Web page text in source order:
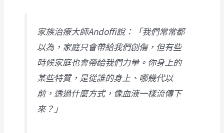
家族治療大師Andoffi說：「我們常常都
以為，家庭只會帶給我們創傷，但有些
時候家庭也會帶給我們力量。你身上的
某些特質，是從誰的身上、哪幾代以
前，透過什麼方式，像血液一樣流傳下
來？」